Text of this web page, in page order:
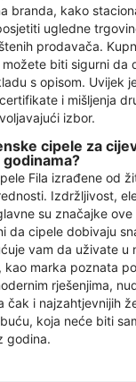
branda, kako
ugledne
prodavača.
biti sigurni da
s opisom. Uvijek
i mišljenja
izbor.
cipele za
godinama?
Fila izrađene od
Izdržljivost,
su značajke ove
da cipele dobivaju
vam da uživate u
kao marka poznata po
rješenjima,
čak i najzahtjevnijih
koja neće biti
godina.